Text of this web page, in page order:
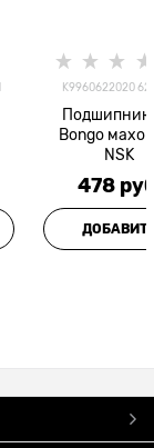
K9960622020
Подшипник
Bongo
NSK
478